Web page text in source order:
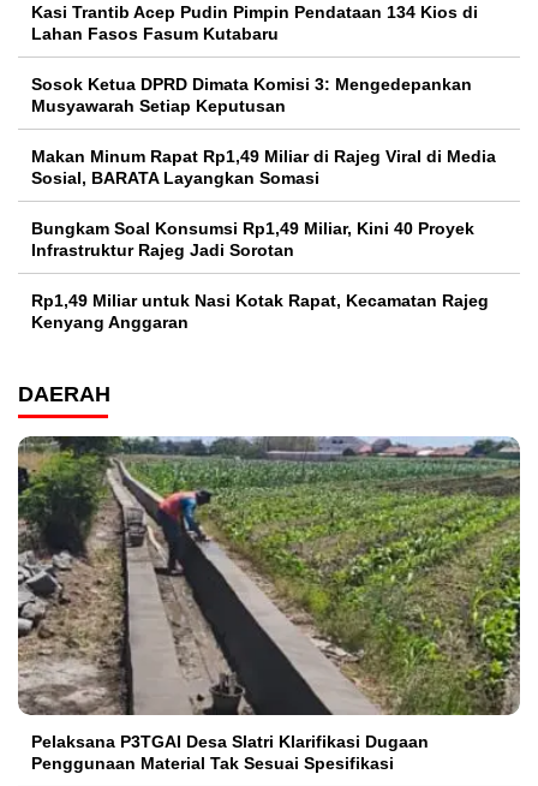
Kasi Trantib Acep Pudin Pimpin Pendataan 134 Kios di
Lahan Fasos Fasum Kutabaru
Sosok Ketua DPRD Dimata Komisi 3: Mengedepankan
Musyawarah Setiap Keputusan
Makan Minum Rapat Rp1,49 Miliar di Rajeg Viral di Media
Sosial, BARATA Layangkan Somasi
Bungkam Soal Konsumsi Rp1,49 Miliar, Kini 40 Proyek
Infrastruktur Rajeg Jadi Sorotan
Rp1,49 Miliar untuk Nasi Kotak Rapat, Kecamatan Rajeg
Kenyang Anggaran
DAERAH
Pelaksana P3TGAI Desa Slatri Klarifikasi Dugaan
Penggunaan Material Tak Sesuai Spesifikasi